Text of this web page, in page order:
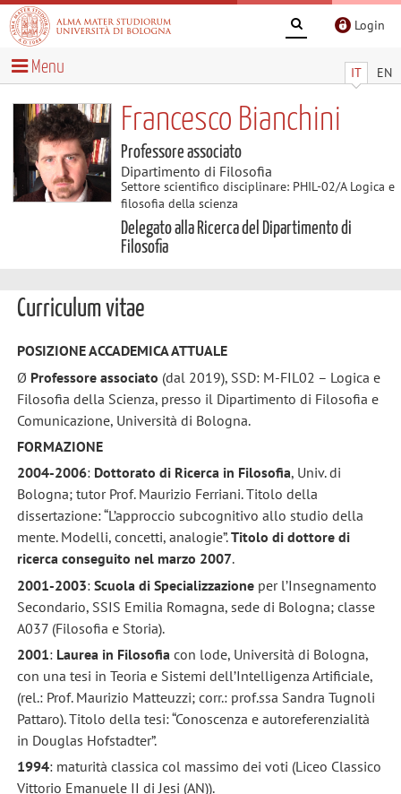
Login
IT EN
Menu
Francesco Bianchini
Professore associato
Dipartimento di Filosofia
Settore scientifico disciplinare: PHIL-02/A Logica e
filosofia della scienza
Delegato alla Ricerca del Dipartimento di
Filosofia
Curriculum vitae
POSIZIONE ACCADEMICA ATTUALE
Ø Professore associato (dal 2019), SSD: M-FIL02 – Logica e
Filosofia della Scienza, presso il Dipartimento di Filosofia e
Comunicazione, Università di Bologna.
FORMAZIONE
2004-2006: Dottorato di Ricerca in Filosofia, Univ. di
Bologna; tutor Prof. Maurizio Ferriani. Titolo della
dissertazione: “L’approccio subcognitivo allo studio della
mente. Modelli, concetti, analogie”.Titolo di dottore di
ricerca conseguito nel marzo 2007.
2001-2003: Scuola di Specializzazioneper l’Insegnamento
Secondario, SSIS Emilia Romagna, sede di Bologna; classe
A037 (Filosofia e Storia).
2001: Laurea in Filosofiacon lode, Università di Bologna,
con una tesi in Teoria e Sistemi dell’Intelligenza Artificiale,
(rel.: Prof. Maurizio Matteuzzi; corr.: prof.ssa Sandra Tugnoli
Pattaro). Titolo della tesi: “Conoscenza e autoreferenzialità
in Douglas Hofstadter”.
1994: maturità classica col massimo dei voti (Liceo Classico
Vittorio Emanuele II di Jesi (AN)).